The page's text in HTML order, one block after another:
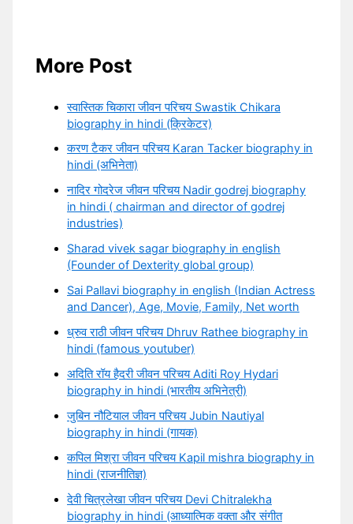
More Post
स्वास्तिक चिकारा जीवन परिचय Swastik Chikara
biography in hindi (क्रिकेटर)
करण टैकर जीवन परिचय Karan Tacker biography in
hindi (अभिनेता)
नादिर गोदरेज जीवन परिचय Nadir godrej biography
in hindi ( chairman and director of godrej
industries)
Sharad vivek sagar biography in english
(Founder of Dexterity global group)
Sai Pallavi biography in english (Indian Actress
and Dancer), Age, Movie, Family, Net worth
ध्रुव राठी जीवन परिचय Dhruv Rathee biography in
hindi (famous youtuber)
अदिति रॉय हैदरी जीवन परिचय Aditi Roy Hydari
biography in hindi (भारतीय अभिनेत्री)
जुबिन नौटियाल जीवन परिचय Jubin Nautiyal
biography in hindi (गायक)
कपिल मिश्रा जीवन परिचय Kapil mishra biography in
hindi (राजनीतिज्ञ)
देवी चित्रलेखा जीवन परिचय Devi Chitralekha
biography in hindi (आध्यात्मिक वक्ता और संगीत